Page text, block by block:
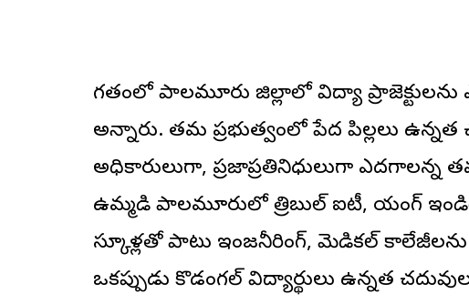
గతంలో పాలమూరు జిల్లాలో విద్యా ప్రాజెక్టులను
అన్నారు. తమ ప్రభుత్వంలో పేద పిల్లలు
అధికారులుగా, ప్రజాప్రతినిధులుగా ఎదగాలన్నదే
ఉమ్మడి పాలమూరులో త్రిబుల్ ఐటీ, యంగ్
స్కూళ్లతో పాటు ఇంజనీరింగ్, మెడికల్
ఒకప్పుడు కొడంగల్ విద్యార్థులు ఉన్నత